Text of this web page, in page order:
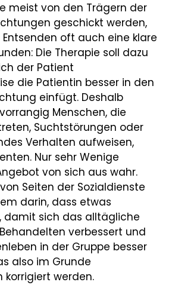
meist von den Trägern der
geschickt werden,
oft auch eine klare
Die Therapie soll dazu
der Patient
die Patientin besser in den
einfügt. Deshalb
Menschen, die
Suchtstörungen oder
Verhalten aufweisen,
Nur sehr Wenige
von sich aus wahr.
Seiten der Sozialdienste
darin, dass etwas
damit sich das alltägliche
verbessert und
in der Gruppe besser
also im Grunde
korrigiert werden.